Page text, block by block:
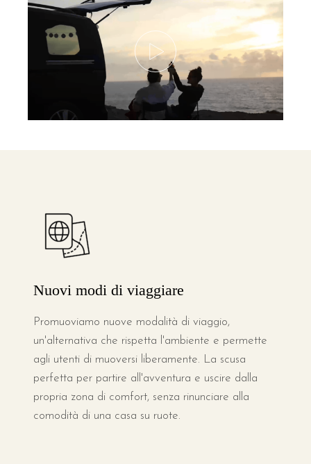
Nuovi modi di viaggiare
Promuoviamo nuove modalità di viaggio,
un'alternativa che rispetta l'ambiente e permette
agli utenti di muoversi liberamente. La scusa
perfetta per partire all'avventura e uscire dalla
propria zona di comfort, senza rinunciare alla
comodità di una casa su ruote.